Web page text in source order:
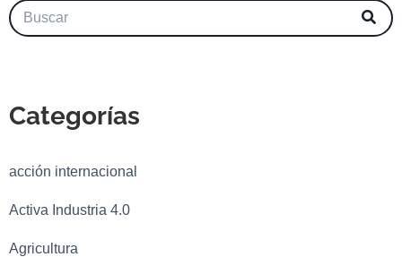
Categorías
acción internacional
Activa Industria 4.0
Agricultura